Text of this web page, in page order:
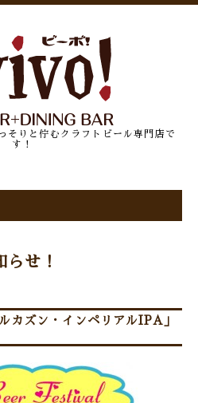
そりと佇むクラフトビール専門店で
す！
せ！
カズン・インペリアルIPA」